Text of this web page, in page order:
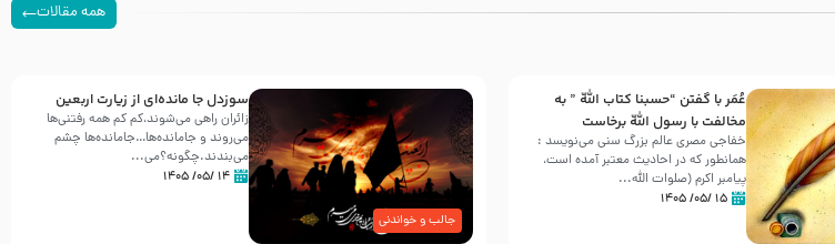
همه مقالات
عُمَر با گفتن “حسبنا كتاب اللّه ” به
مخالفت با رسول اللّه برخاست
خفاجی مصری عالم بزرگ سنی می‌نویسد :
همانطور که در احادیث معتبر آمده است،
پیامبر اکرم (صلوات اللّه...
۱۵ /۰۵/ ۱۴۰۵
جالب و خواندنی
سوزدل جا مانده‌ای از زیارت اربعین
زائران راهی می‌شوند،کم‌ کم همه رفتنی‌ها
می‌روند و جامانده‌ها…جامانده‌ها چشم
می‌بندند.چگونه؟می‌...
۱۴ /۰۵/ ۱۴۰۵